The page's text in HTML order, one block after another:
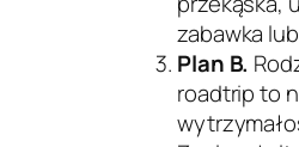
zabawka
Plan B.
roadtrip to